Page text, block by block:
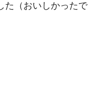
た（おいしかったで